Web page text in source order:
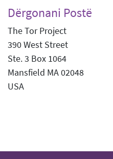
Dërgonani Postë
The Tor Project
390 West Street
Ste. 3 Box 1064
Mansfield MA 02048
USA